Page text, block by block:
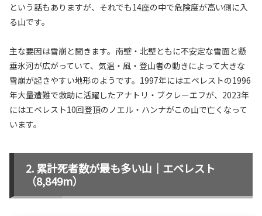
という話もありますが、それでも14座の中で危険度が高い側に入
る山です。
主な要因は雪崩と聞きます。南壁・北壁ともに不安定な雪面と懸
垂氷河が広がっていて、気温・風・登山者の動きによって大きな
雪崩が起きやすい地形のようです。1997年にはエベレストの1996
年大量遭難で救助に活躍したアナトリ・ブクレーエフが、2023年
にはエベレスト10回登頂のノエル・ハンナがこの山で亡くなって
います。
累計死者数が最も多い山｜エベレスト
（8,849m）